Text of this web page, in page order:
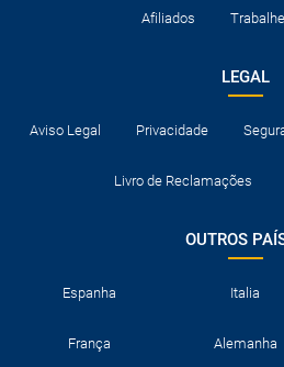
Afiliados
LEGAL
Aviso Legal Privacidade
Livro de Reclamações
OUTROS
Espanha Italia
França Alemanha